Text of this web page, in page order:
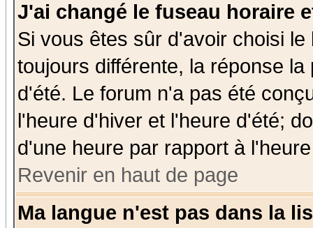
J'ai changé le fuseau horaire
Si vous êtes sûr d'avoir choisi
toujours différente, la réponse
d'été. Le forum n'a pas été
l'heure d'hiver et l'heure d'été;
d'une heure par rapport à
Revenir en haut de page
Ma langue n'est pas dans la